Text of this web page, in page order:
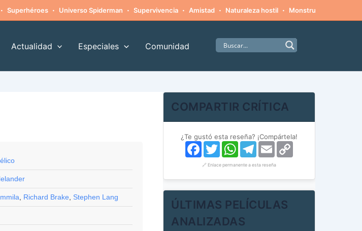
· Superhéroes · Universo Spiderman · Supervivencia · Amistad · Naturaleza hostil · Monstruos
Actualidad Especiales Comunidad
Richard Brake Stephen Lang
COMPARTIR CRÍTICA
¿Te gustó esta reseña? ¡Compártela!
Facebook
TwitterWhatsApp
Telegram
Email
🔗 Enlace permanente a esta reseña
ÚLTIMAS PELÍCULAS
ANALIZADAS